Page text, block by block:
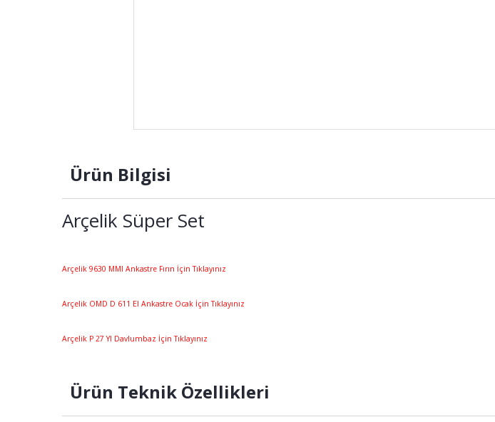
Ürün Bilgisi
Arçelik Süper Set
Arçelik 9630 MMI Ankastre Fırın İçin Tıklayınız
Arçelik OMD D 611 EI Ankastre Ocak İçin Tıklayınız
Arçelik P 27 YI Davlumbaz İçin Tıklayınız
Ürün Teknik Özellikleri